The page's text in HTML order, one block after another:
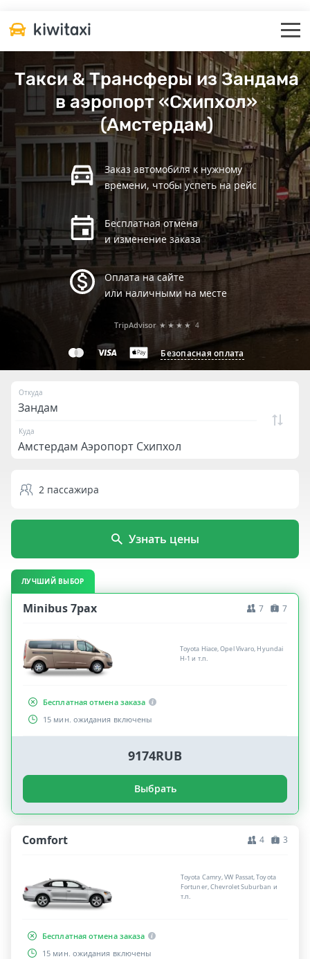
Такси & Трансферы из Зандама
в аэропорт «Схипхол»
(Амстердам)
Заказ автомобиля к нужному
времени, чтобы успеть на рейс
Бесплатная отмена
и изменение заказа
Оплата на сайте
или наличными на месте
Безопасная оплата
TripAdvisor ★★★★ 4
Откуда
Куда
2 пассажира
Узнать цены
ЛУЧШИЙ ВЫБОР
Minibus 7pax 7 7
Toyota Hiace, Opel Vivaro, Hyundai
H-1 и т.п.
Бесплатная отмена заказа
15 мин. ожидания включены
9174RUB
Выбрать
Comfort 4 3
Toyota Camry, VW Passat, Toyota
Fortuner, Chevrolet Suburban и
т.п.
Бесплатная отмена заказа
15 мин. ожидания включены